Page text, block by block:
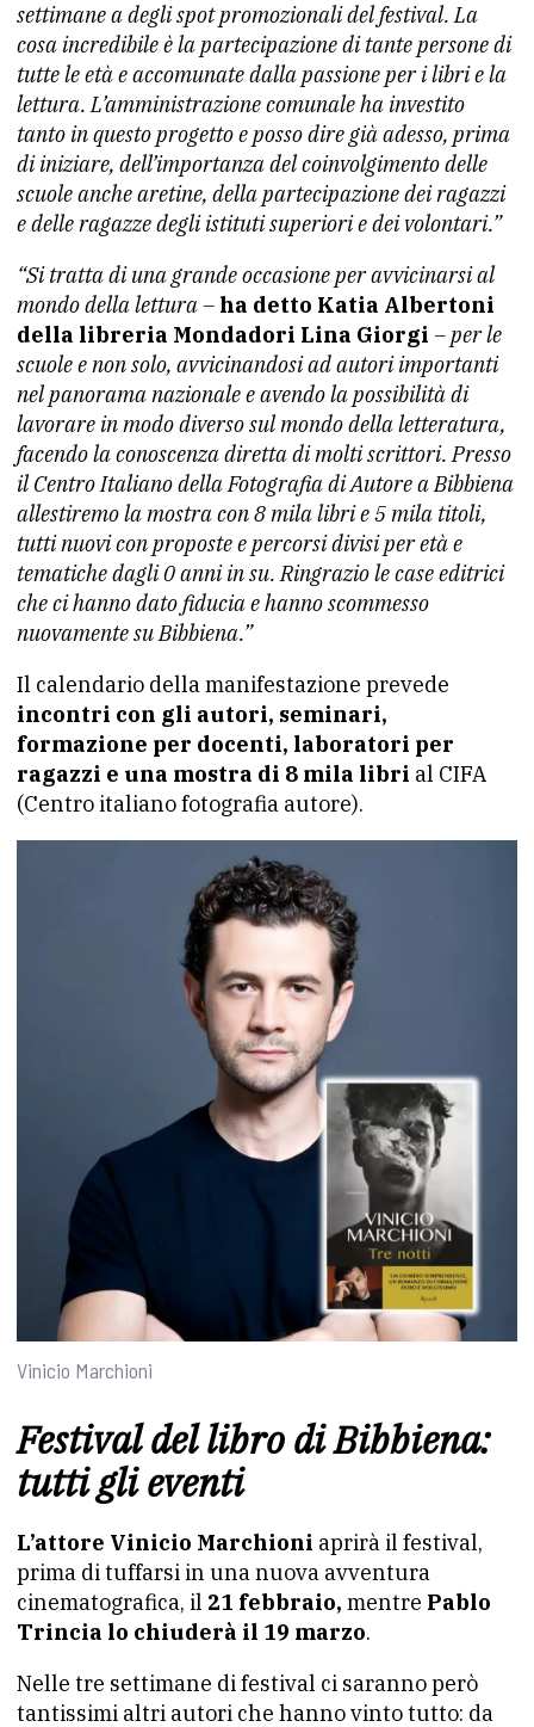
settimane a degli spot promozionali del festival. La
cosa incredibile è la partecipazione di tante persone di
tutte le età e accomunate dalla passione per i libri e la
lettura. L’amministrazione comunale ha investito
tanto in questo progetto e posso dire già adesso, prima
di iniziare, dell’importanza del coinvolgimento delle
scuole anche aretine, della partecipazione dei ragazzi
e delle ragazze degli istituti superiori e dei volontari.”
“Si tratta di una grande occasione per avvicinarsi al
mondo della lettura – ha detto Katia Albertoni
della libreria Mondadori Lina Giorgi – per le
scuole e non solo, avvicinandosi ad autori importanti
nel panorama nazionale e avendo la possibilità di
lavorare in modo diverso sul mondo della letteratura,
facendo la conoscenza diretta di molti scrittori. Presso
il Centro Italiano della Fotografia di Autore a Bibbiena
allestiremo la mostra con 8 mila libri e 5 mila titoli,
tutti nuovi con proposte e percorsi divisi per età e
tematiche dagli 0 anni in su. Ringrazio le case editrici
che ci hanno dato fiducia e hanno scommesso
nuovamente su Bibbiena.”
Il calendario della manifestazione prevede
incontri con gli autori, seminari,
formazione per docenti, laboratori per
ragazzi e una mostra di 8 mila libri al CIFA
(Centro italiano fotografia autore).
Vinicio Marchioni
Festival del libro di Bibbiena:
tutti gli eventi
L’attore Vinicio Marchioni aprirà il festival,
prima di tuffarsi in una nuova avventura
cinematografica, il 21 febbraio, mentre Pablo
Trincia lo chiuderà il 19 marzo.
Nelle tre settimane di festival ci saranno però
tantissimi altri autori che hanno vinto tutto: da